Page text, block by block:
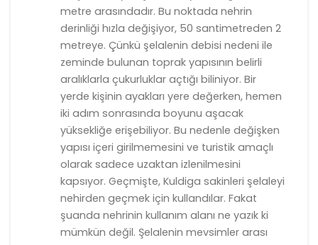
metre arasındadır. Bu noktada nehrin
derinliği hızla değişiyor, 50 santimetreden 2
metreye. Çünkü şelalenin debisi nedeni ile
zeminde bulunan toprak yapısının belirli
aralıklarla çukurluklar açtığı biliniyor. Bir
yerde kişinin ayakları yere değerken, hemen
iki adım sonrasında boyunu aşacak
yüksekliğe erişebiliyor. Bu nedenle değişken
yapısı içeri girilmemesini ve turistik amaçlı
olarak sadece uzaktan izlenilmesini
kapsıyor. Geçmişte, Kuldiga sakinleri şelaleyi
nehirden geçmek için kullandılar. Fakat
şuanda nehrinin kullanım alanı ne yazık ki
mümkün değil. Şelalenin mevsimler arası